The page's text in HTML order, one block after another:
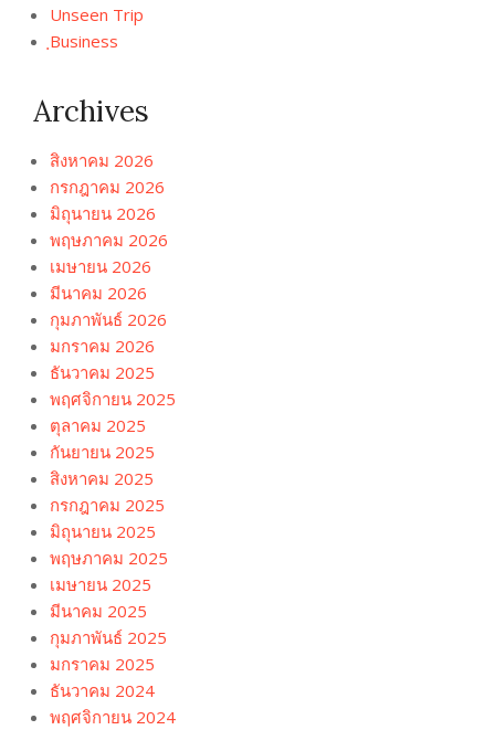
Unseen Trip
ฺBusiness
Archives
สิงหาคม 2026
กรกฎาคม 2026
มิถุนายน 2026
พฤษภาคม 2026
เมษายน 2026
มีนาคม 2026
กุมภาพันธ์ 2026
มกราคม 2026
ธันวาคม 2025
พฤศจิกายน 2025
ตุลาคม 2025
กันยายน 2025
สิงหาคม 2025
กรกฎาคม 2025
มิถุนายน 2025
พฤษภาคม 2025
เมษายน 2025
มีนาคม 2025
กุมภาพันธ์ 2025
มกราคม 2025
ธันวาคม 2024
พฤศจิกายน 2024